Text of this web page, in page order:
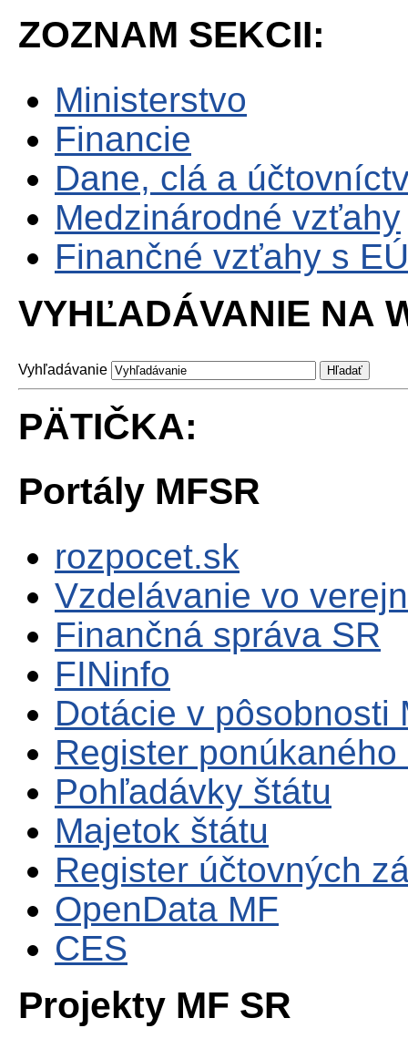
ZOZNAM SEKCII:
Ministerstvo
Financie
Dane, clá a
Medzinárodné vzťahy
Finančné vzťahy s EÚ
VYHĽADÁVANIE NA
Vyhľadávanie
PÄTIČKA:
Portály MFSR
rozpocet.sk
Vzdelávanie vo
Finančná správa SR
FINinfo
Dotácie v pôsobnosti
Register
Pohľadávky štátu
Majetok štátu
Register účtovných
OpenData MF
CES
Projekty MF SR